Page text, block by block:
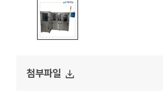
첨부파일 file_download